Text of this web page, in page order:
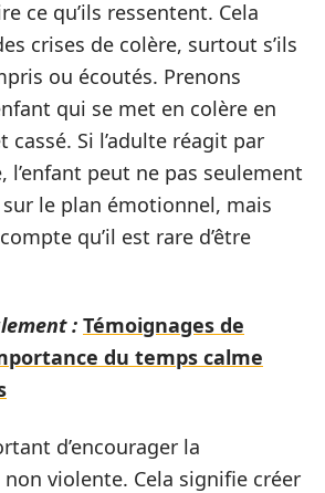
ce qu’ils ressentent. Cela
crises de colère, surtout s’ils
ou écoutés. Prenons
qui se met en colère en
cassé. Si l’adulte réagit par
l’enfant peut ne pas seulement
le plan émotionnel, mais
qu’il est rare d’être
: Témoignages de
du temps calme
d’encourager la
violente. Cela signifie créer